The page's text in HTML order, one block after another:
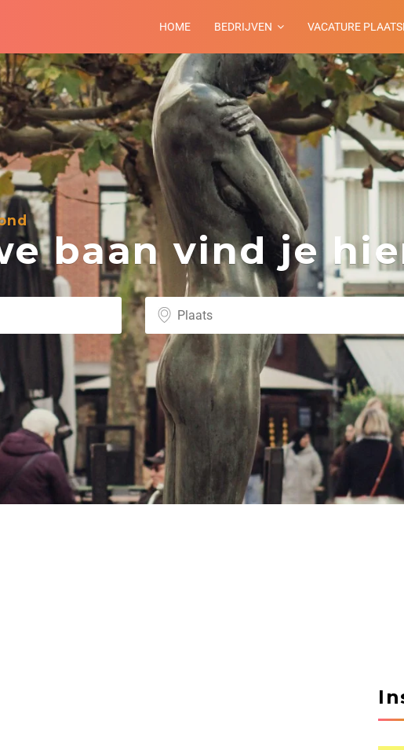
HOME BEDRIJVEN VACATURE
baan vind je